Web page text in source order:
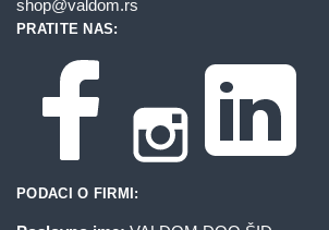
shop@valdom.rs
PRATITE NAS:
PODACI O FIRMI: